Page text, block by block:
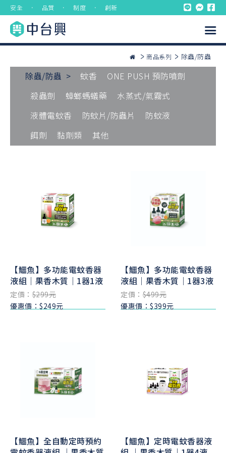
安全 ． 品質 ． 制度 ． 創新
商品系列 除蟲/防蟲
除蟲/防蟲 > 蚊香
ONE PUSH 預防噴劑
殺蟲劑
蟑螂螞蟻藥
水蒸式/氣霧式
液體電蚊香
防蚊片/防蟲片
防蚊液
餌劑
黏劑類 其他
【鱷魚】多功能電蚊香器
液組｜果香木質｜1器1液
定價：$299元
優惠價：$249元
【鱷魚】多功能電蚊香器
液組｜果香木質｜1器3液
定價：$499元
優惠價：$399元
【鱷魚】全自動定時預約
【鱷魚】定時電蚊香器液